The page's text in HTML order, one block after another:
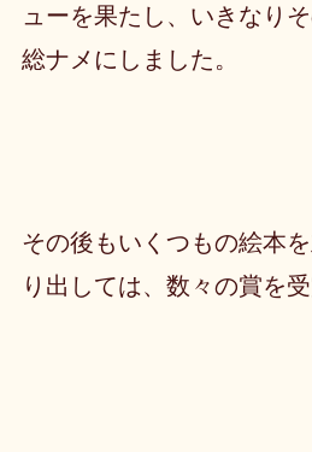
ューを果たし、いきなり
総ナメにしました。
その後もいくつもの絵本
り出しては、数々の賞を受